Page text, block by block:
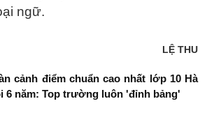
ngữ.
LỆ THU
cảnh điểm chuẩn cao nhất lớp 10 Hà
6 năm: Top trường luôn 'đỉnh bảng'